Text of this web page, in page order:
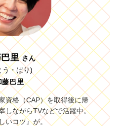
里 さん
う・ぱり)
藤巴里
資格（CAP）を取得後に帰
しながらTVなどで活躍中。
いコツ』が。